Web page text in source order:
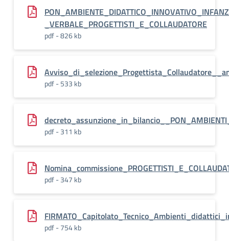
_VERBALE_PROGETTISTI_E_COLLAUDATORE
pdf - 826 kb
pdf - 533 kb
pdf - 311 kb
pdf - 347 kb
pdf - 754 kb